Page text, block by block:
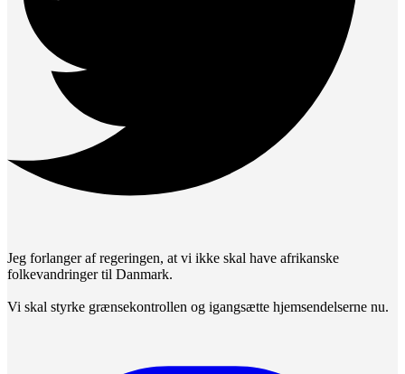
Jeg forlanger af regeringen, at vi ikke skal have afrikanske
folkevandringer til Danmark.
Vi skal styrke grænsekontrollen og igangsætte hjemsendelserne nu.